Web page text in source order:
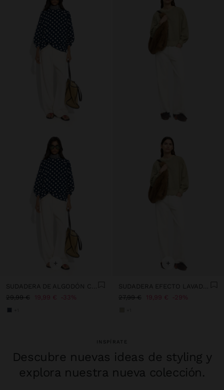
+
29,99 €
19,99 € 33%
+
27,99 €
19,99 € 29%
INSPÍRATE
Descubre nuevas ideas de styling y
explora nuestra nueva colección.